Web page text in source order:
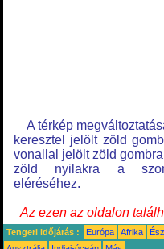
A térkép
keresztel jelölt zöld
vonallal jelölt zöld
zöld nyilakra a
eléréséhez.
Az ezen az oldalon
Tengeri időjárás : Európa Afrika